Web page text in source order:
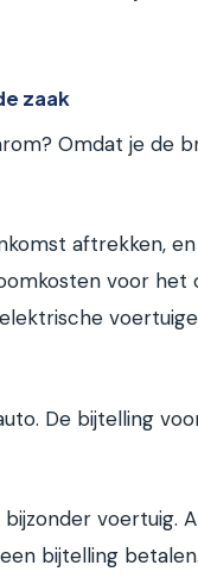
zaak
Omdat je de
aftrekken,
voor het
De bijtelling
voertuig.
bijtelling betalen.